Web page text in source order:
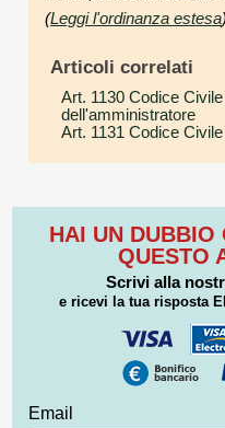
(Leggi l'ordinanza estesa)
Articoli correlati
Art. 1130 Codice Civile
dell'amministratore
Art. 1131 Codice Civile
HAI UN DUBBIO
QUESTO
Scrivi alla
e ricevi la tua risposta
Email